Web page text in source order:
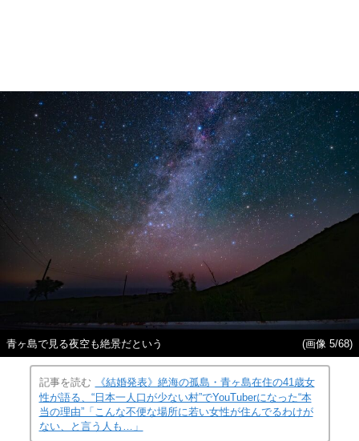
青ヶ島で見る夜空も絶景だという (画像 5/68)
記事を読む
《結婚発表》絶海の孤島・青ヶ島在住の41歳女
性が語る、“日本一人口が少ない村”でYouTuberになった“本
当の理由”「こんな不便な場所に若い女性が住んでるわけが
ない、と言う人も…」